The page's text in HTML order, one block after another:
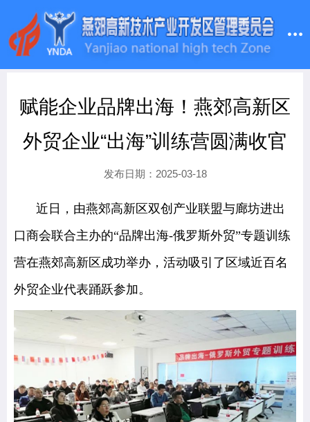
赋能企业品牌出海！燕郊高新区
外贸企业“出海”训练营圆满收官
发布日期：2025-03-18
近日，由燕郊高新区双创产业联盟与廊坊进出
口商会联合主办的“品牌出海-俄罗斯外贸”专题训练
营在燕郊高新区成功举办，活动吸引了区域近百名
外贸企业代表踊跃参加。